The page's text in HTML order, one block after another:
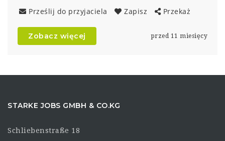
Prześlij do przyjaciela
Zapisz Przekaż
Zobacz więcej przed 11 miesięcy
STARKE JOBS GMBH & CO.KG
Schliebenstraße 18